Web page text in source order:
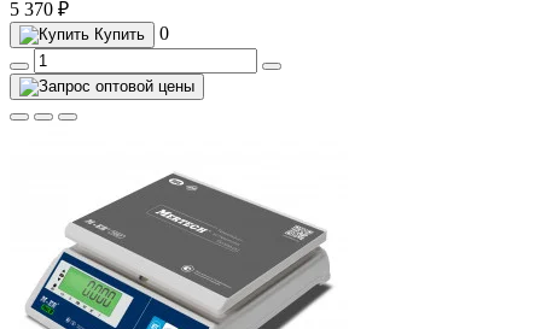
5 370 ₽
Купить 0